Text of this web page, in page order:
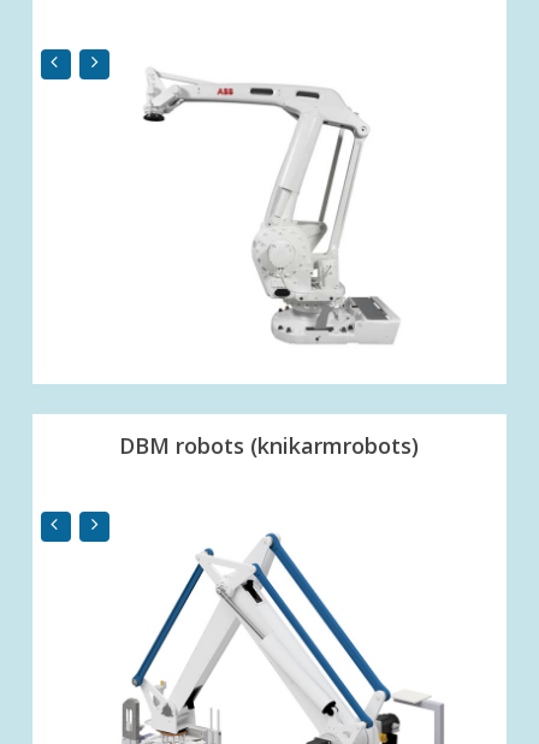
DBM robots (knikarmrobots)